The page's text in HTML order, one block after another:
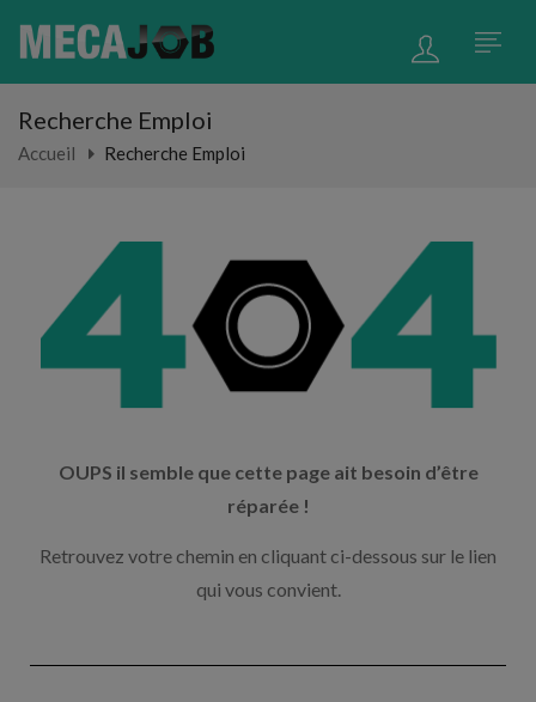
Recherche Emploi
Accueil Recherche Emploi
OUPS il semble que cette page ait besoin d’être
réparée !
Retrouvez votre chemin en cliquant ci-dessous sur le lien
qui vous convient.